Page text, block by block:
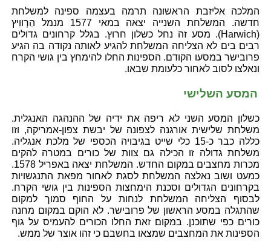
המלכה אליזבת הראשונה תרמה בעצמה ספינה למשלחת
חדשה. המשלחת השנייה יצאה במאי 1577 מנמל הַרְווִיץ
(Harwich). מסע זה נחל כשלון חרוץ. בגלל קרחונים גדולים
רבים בים לא הצליחה המשלחת להגיע לאותה נקודה בה הגיע
פרובישר במסעו הקודם. הספינות החלו להימחץ בין גושי הקרח
ונאלצו לסוב לאחור כלעומת שבאו.
המסע השלישי
כשלון המסע השני לא ריפה את ידיה של ההנהגה האנגלית.
משלחת שלישית אורגנה לצפונה של יבשת צפון-אמריקה, וזו
כללה כבר כ-15 כלי שייט בגיבויה הכספי של מלכת אנגליה.
משלחת גדולה זו הכילה גם צוות של כורים במטרה להקים
מכרות מחצבים במקום החדש. המשלחת יצאה באפריל 1578.
כמעט ושוב נאלצה המשלחת לסגת לאחור מפאת התנגשויות
בקרחונים הגדולים וסכנת הימחצות הספינות בין גושי הקרח.
לבסוף הצליחה המשלחת לנחות על החוף סמוך למקום
שהתגלה במסע הראשון של פרובישר. לא הוקם במקום מחנה
כורים כפי שתוכנן. במקום זאת החלו הכורים להעמיס על גוף
הספינות את המחצבים שמצאו בחשבם כי זהו אוצר של ממש.